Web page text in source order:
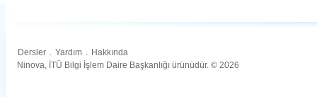
Dersler . Yardım . Hakkında
Ninova, İTÜ Bilgi İşlem Daire Başkanlığı ürünüdür. © 2026